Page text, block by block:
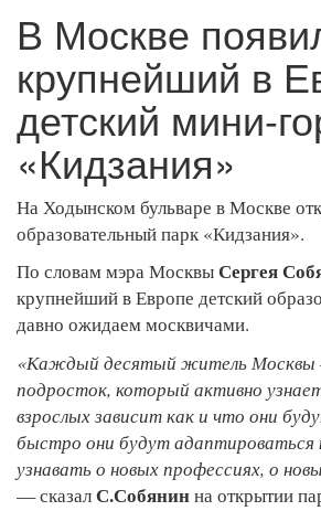
В Москве
крупнейший в
детский мини-
«Кидзания»
На Ходынском бульваре в Москве
образовательный парк «Кидзания».
По словам мэра МосквыСергея
крупнейший в Европе детский
давно ожидаем москвичами.
«Каждый десятый житель Москвы
подросток, который активно
взрослых зависит как и что они
быстро они будут адаптироваться
узнавать о новых профессиях, о
— сказалС.Собянинна открытии